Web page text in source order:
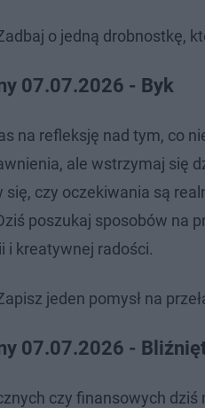
o jedną drobnostkę,
07.07.2026 - Byk
na refleksję nad tym, co
ale wstrzymaj się
czy oczekiwania są
poszukaj sposobów na
i kreatywnej radości.
jeden pomysł na
07.07.2026 -
czy finansowych